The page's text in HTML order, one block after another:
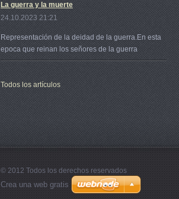
La guerra y la muerte
24.10.2023 21:21
Representación de la deidad de la guerra.En esta
epoca que reinan los señores de la guerra
Todos los artículos
© 2012 Todos los derechos reservados
Crea una web gratis